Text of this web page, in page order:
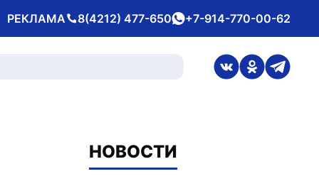
РЕКЛАМА
Телефон 8(4212) 477-650whatsApp
+7-914-770-00-62
ссылка на
ссылка на
НОВОСТИ